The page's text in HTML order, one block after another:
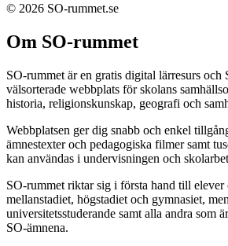
© 2026 SO-rummet.se
Om SO-rummet
SO-rummet är en gratis digital lärresurs och
välsorterade webbplats för skolans
historia, religionskunskap, geografi och
Webbplatsen ger dig snabb och enkel
ämnestexter och pedagogiska filmer samt
kan användas i undervisningen och
SO-rummet riktar sig i första hand till elever
mellanstadiet, högstadiet och gymnasiet,
universitetsstuderande samt alla andra som
SO-ämnena.